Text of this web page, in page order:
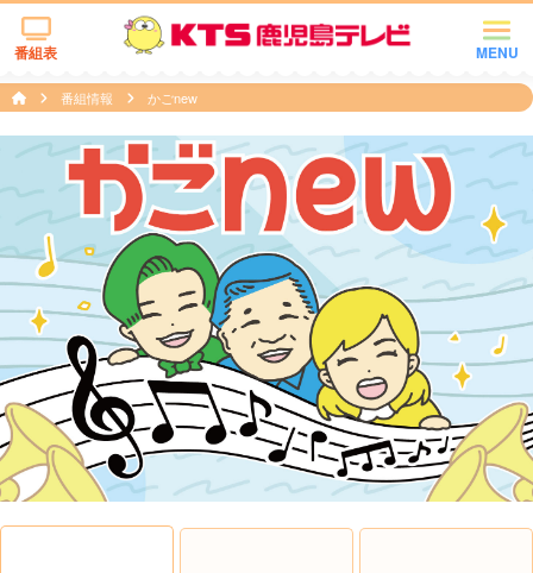
MENU
番組表
番組情報 かごnew